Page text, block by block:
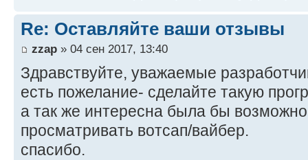
Re: Оставляйте ваши отзывы
zzap » 04 сен 2017, 13:40
Здравствуйте, уважаемые
есть пожелание- сделайте такую
а так же интересна была бы
просматривать вотсап/вайбер.
спасибо.